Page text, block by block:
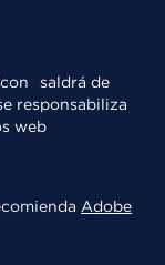
saldrá de
responsabiliza
web
Adobe